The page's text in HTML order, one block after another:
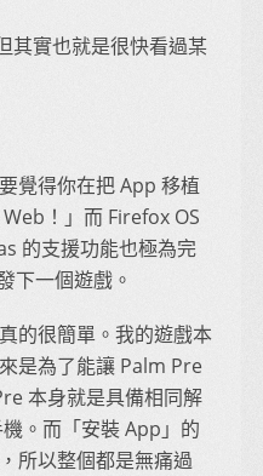
其實也就是很快看過某
覺得你在把 App 移植
！」而 Firefox OS
的支援功能也極為完
下一個遊戲。
的很簡單。我的遊戲本
是為了能讓 Palm Pre
本身就是具備相同解
。而「安裝 App」的
所以整個都是無痛過